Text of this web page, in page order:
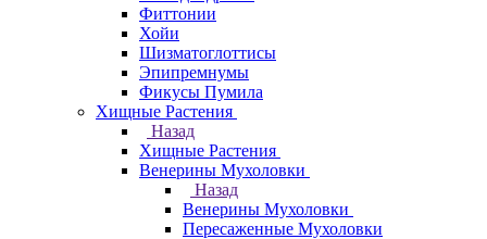
Фиттонии
Хойи
Шизматоглоттисы
Эпипремнумы
Фикусы Пумила
Хищные Растения
Назад
Хищные Растения
Венерины Мухоловки
Назад
Венерины Мухоловки
Пересаженные Мухоловки